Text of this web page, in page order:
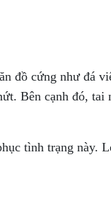
đồ cứng như đá
Bên cạnh đó,
tình trạng này.